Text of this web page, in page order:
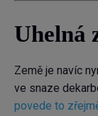
Uhelná
Země je navíc
ve snaze
povede to